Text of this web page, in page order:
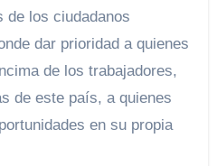
de los ciudadanos
dar prioridad a quienes
de los trabajadores,
de este país, a quienes
en su propia